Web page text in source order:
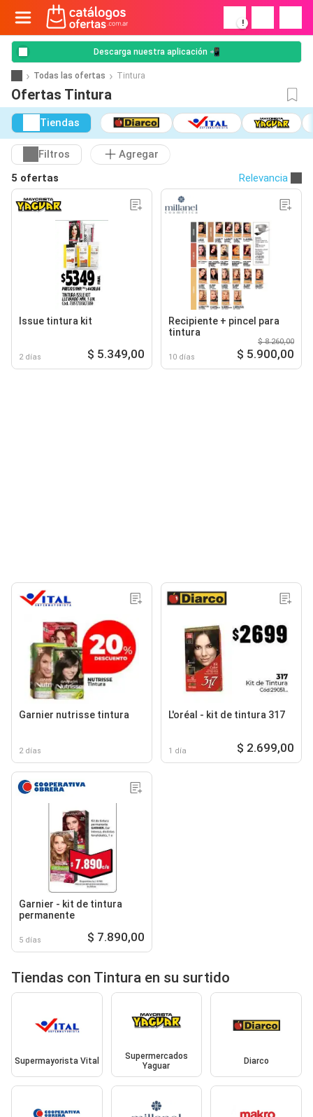
!
Descarga nuestra aplicación 📲
Todas las ofertas Tintura
Ofertas Tintura
Tiendas
Filtros
Agregar
5 ofertas
Relevancia
Issue tintura kit
2 días $ 5.349,00
Recipiente + pincel para
tintura
10 días
$ 8.260,00
$ 5.900,00
Garnier nutrisse tintura
2 días
L'oréal - kit de tintura 317
1 día $ 2.699,00
Garnier - kit de tintura
permanente
5 días $ 7.890,00
Tiendas con Tintura en su surtido
Supermayorista Vital
Supermercados
Yaguar
Diarco